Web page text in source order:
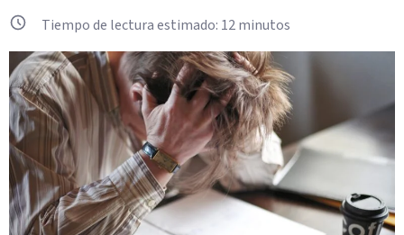
Tiempo de lectura estimado: 12minutos